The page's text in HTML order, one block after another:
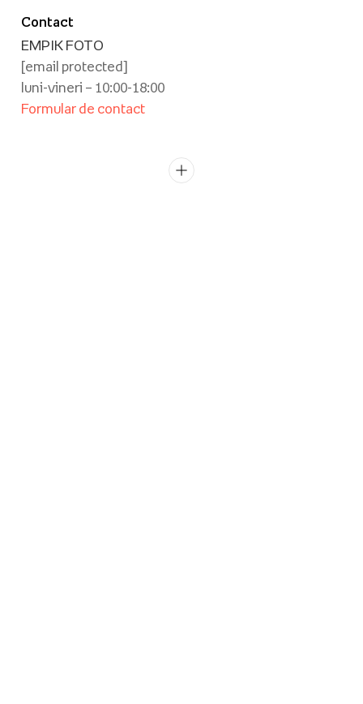
Contact
EMPIK FOTO
[email protected]
luni-vineri – 10:00-18:00
Formular de contact